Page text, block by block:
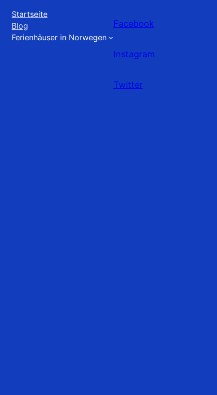
Startseite
Blog
Ferienhäuser in Norwegen
Facebook
Instagram
Twitter